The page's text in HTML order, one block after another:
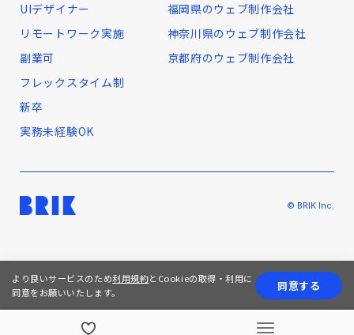
UIデザイナー
リモートワーク実施
副業可
フレックスタイム制
新卒
実務未経験OK
福岡県のウェブ制作会社
神奈川県のウェブ制作会社
京都府のウェブ制作会社
© BRIK Inc.
より良いサービスのため利用規約とCookieの取得・利用に
同意をお願いいたします。
同意する